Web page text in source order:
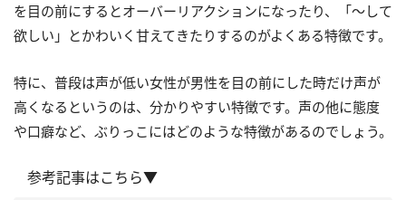
を目の前にするとオーバーリアクションになったり、「〜して
欲しい」とかわいく甘えてきたりするのがよくある特徴です。
特に、普段は声が低い女性が男性を目の前にした時だけ声が
高くなるというのは、分かりやすい特徴です。声の他に態度
や口癖など、ぶりっこにはどのような特徴があるのでしょう。
参考記事はこちら▼